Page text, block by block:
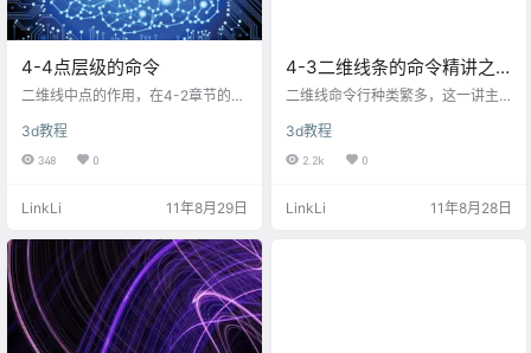
4-4点层级的命令
二维线中点的作用，在4-2章节的课
花纹的轮廓的制作，这个就是使用3
dmax的二维线点的操作，点的编辑
一般可用于塑造物体的轮廓形态，
命令常用的大致有下面一个命令，
置用gif动画形式表现。 refine：英
文原意是使某一物体精细化的意
思，在3dsmax中可以用作自由加
点。操作也容易，执行命令后在欲
加点的线段上面…
3d教程
348 0
LinkLi 11年8月29日
4-3二维线条的命令精讲之
一
二维线命令行种类繁多，这一讲主
级也就是二维线中的：点层级、线
段层级、线条层级，非子层级命令
也就是该命令不需要进入子层级中
目）：控制线条的可渲染样式。 勾
3d教程
2.2k 0
LinkLi 11年8月28日